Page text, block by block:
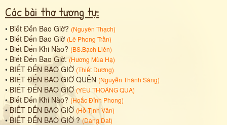
Các bài thơ tương tự:
• Biết Đến Bao Giờ? (Nguyên Thạch)
• Biết Đến Bao Giờ (Lê Phong Trần)
• Biết Đến Khi Nào? (BS.Bạch Liên)
• Biết Đến Bao Giờ. (Hương Mùa Hạ)
• BIẾT ĐẾN BAO GIỜ (Thiết Dương)
• BIẾT ĐẾN BAO GIỜ QUÊN (Nguyễn Thành Sáng)
• BIẾT ĐẾN BAO GIỜ (YÊU THOÁNG QUA)
•Biết Đến Khi Nào? (Hoắc Đỉnh Phong)
• BIẾT ĐẾN BAO GIỜ (Hồ Tịnh Văn)
•BIẾT ĐẾN BAO GIỜ ? (Dang Dat)